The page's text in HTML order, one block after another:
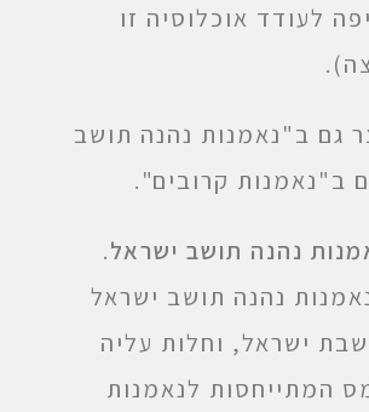
לעודד אוכלוסיה זו
גם ב"נאמנות נהנה תושב
ב"נאמנות קרובים".
נהנה תושב ישראל.
נהנה תושב ישראל
ישראל, וחלות עליה
המתייחסות לנאמנות